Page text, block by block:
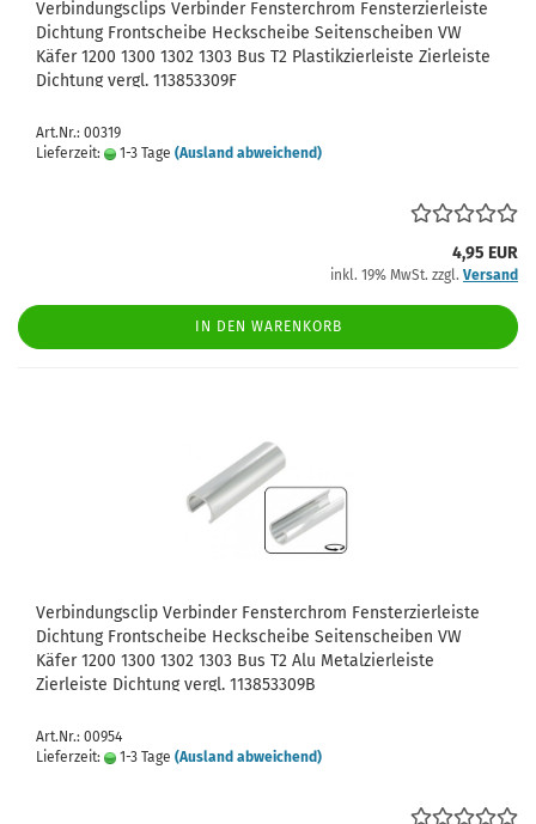
Verbindungsclips Verbinder Fensterchrom Fensterzierleiste
Dichtung Frontscheibe Heckscheibe Seitenscheiben VW
Käfer 1200 1300 1302 1303 Bus T2 Plastikzierleiste Zierleiste
Dichtung vergl. 113853309F
Art.Nr.: 00319
Lieferzeit:
1-3 Tage (Ausland abweichend)
4,95 EUR
inkl. 19% MwSt. zzgl. Versand
IN DEN WARENKORB
Verbindungsclip Verbinder Fensterchrom Fensterzierleiste
Dichtung Frontscheibe Heckscheibe Seitenscheiben VW
Käfer 1200 1300 1302 1303 Bus T2 Alu Metalzierleiste
Zierleiste Dichtung vergl. 113853309B
Art.Nr.: 00954
Lieferzeit:
1-3 Tage (Ausland abweichend)